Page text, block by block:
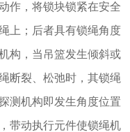
作，将锁块锁紧在安全
上；后者具有锁绳角度
构，当吊篮发生倾斜或
断裂、松弛时，其锁绳
测机构即发生角度位置
带动执行元件使锁绳机